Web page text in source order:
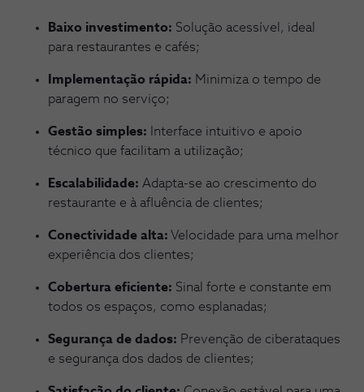
Baixo investimento: Solução acessível, ideal
para restaurantes e cafés;
Implementação rápida: Minimiza o tempo de
paragem no serviço;
Gestão simples: Interface intuitivo e apoio
técnico que facilitam a utilização;
Escalabilidade: Adapta-se ao crescimento do
restaurante e à afluência de clientes;
Conectividade alta: Velocidade para uma melhor
experiência dos clientes;
Cobertura eficiente: Sinal forte e constante em
todos os espaços, como esplanadas;
Segurança de dados: Prevenção de ciberataques
e segurança dos dados de clientes;